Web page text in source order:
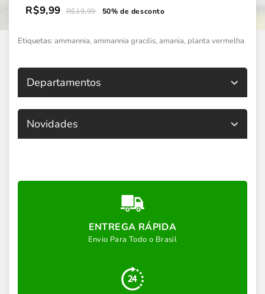
R$9,99 R$19,99 50% de desconto
Etiquetas: ammannia, ammannia gracilis, amania, planta vermelha
Departamentos
Novidades
ENTREGA RÁPIDA
Envio Para Todo o Brasil